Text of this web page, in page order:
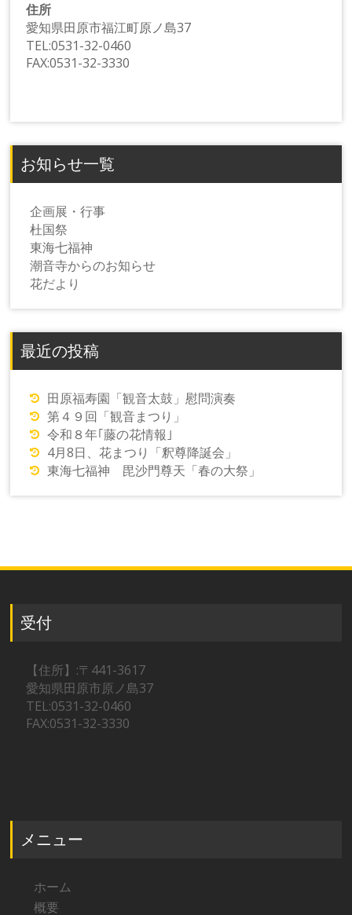
住所
愛知県田原市福江町原ノ島37
TEL:0531-32-0460
FAX:0531-32-3330
お知らせ一覧
企画展・行事
杜国祭
東海七福神
潮音寺からのお知らせ
花だより
最近の投稿
田原福寿園「観音太鼓」慰問演奏
第４９回「観音まつり」
令和８年｢藤の花情報｣
4月8日、花まつり「釈尊降誕会」
東海七福神 毘沙門尊天「春の大祭」
受付
【住所】:〒441-3617
愛知県田原市原ノ島37
TEL:0531-32-0460
FAX:0531-32-3330
メニュー
ホーム
概要